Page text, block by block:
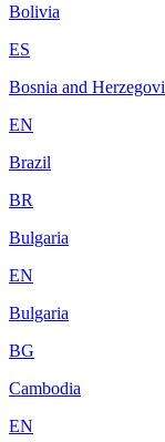
Bolivia
ES
Bosnia and
EN
Brazil
BR
Bulgaria
EN
Bulgaria
BG
Cambodia
EN